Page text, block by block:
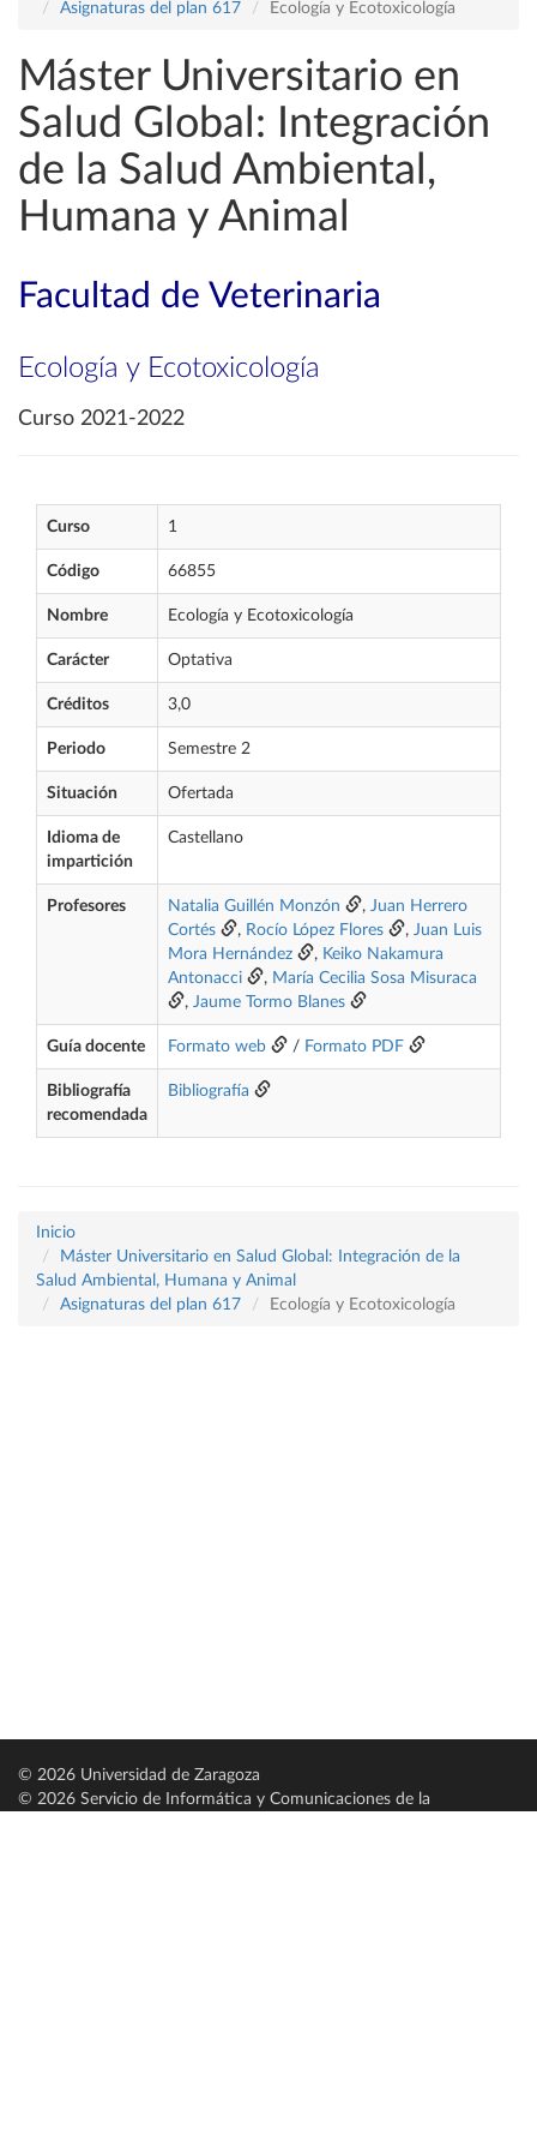
Asignaturas del plan 617
Ecología y Ecotoxicología
Máster Universitario en
Salud Global: Integración
de la Salud Ambiental,
Humana y Animal
Facultad de Veterinaria
Ecología y Ecotoxicología
Curso 2021-2022
Curso 1
Código 66855
Nombre Ecología y Ecotoxicología
Carácter Optativa
Créditos 3,0
Periodo Semestre 2
Situación Ofertada
Idioma de
impartición
Castellano
Profesores Natalia Guillén Monzón , Juan Herrero
Cortés
, Rocío López Flores , Juan Luis
Mora Hernández
, Keiko Nakamura
Antonacci
, María Cecilia Sosa Misuraca
, Jaume Tormo Blanes
Guía docente Formato web / Formato PDF
Bibliografía
recomendada
Bibliografía
Inicio
Máster Universitario en Salud Global: Integración de la
Salud Ambiental, Humana y Animal
Asignaturas del plan 617
Ecología y Ecotoxicología
© 2026 Universidad de Zaragoza
© 2026 Servicio de Informática y Comunicaciones de la